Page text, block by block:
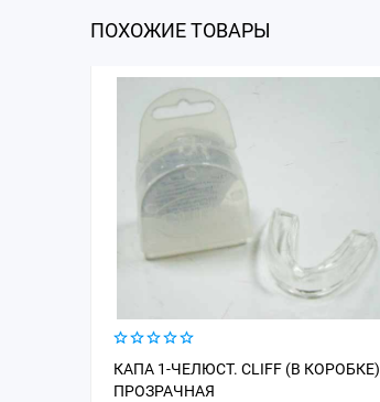
ПОХОЖИЕ ТОВАРЫ
КАПА 1-ЧЕЛЮСТ. CLIFF (В КОРОБКЕ)
ПРОЗРАЧНАЯ